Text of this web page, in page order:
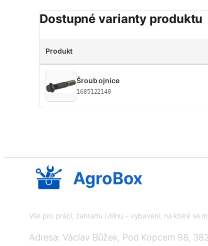
Dostupné varianty produktu
Produkt
Šroub ojnice
1685122140
AgroBox
Vše pro práci, zahradu i dílnu – vybavení, na které se
Adresa: Václav Bůžek, Pod Kopcem 98,